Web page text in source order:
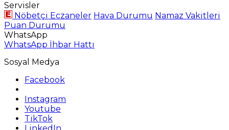
Servisler
Nöbetçi Eczaneler Hava Durumu Namaz Vakitleri
Puan Durumu
WhatsApp
WhatsApp İhbar Hattı
Sosyal Medya
Facebook
Instagram
Youtube
TikTok